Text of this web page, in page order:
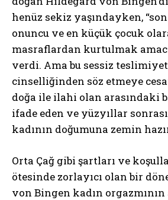
henüz sekiz yaşındayken,
onuncu ve en küçük çocuk
masraflardan kurtulmak
verdi. Ama bu sessiz
cinselliğinden söz etmeye
doğa ile ilahi olan arasındaki
ifade eden ve yüzyıllar
kadının doğumuna zemin
Orta Çağ gibi şartları ve
ötesinde zorlayıcı olan bir
von Bingen kadın